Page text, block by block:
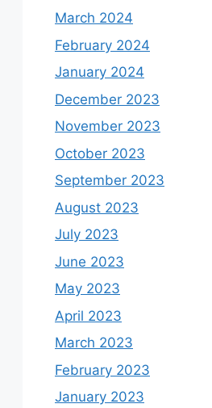
March 2024
February 2024
January 2024
December 2023
November 2023
October 2023
September 2023
August 2023
July 2023
June 2023
May 2023
April 2023
March 2023
February 2023
January 2023